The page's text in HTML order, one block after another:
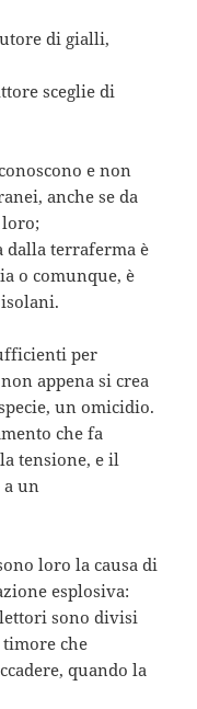
di gialli,
sceglie di
e non
anche se da
dalla terraferma è
o comunque, è
per
appena si crea
un omicidio.
che fa
tensione, e il
un
loro la causa di
esplosiva:
sono divisi
che
quando la